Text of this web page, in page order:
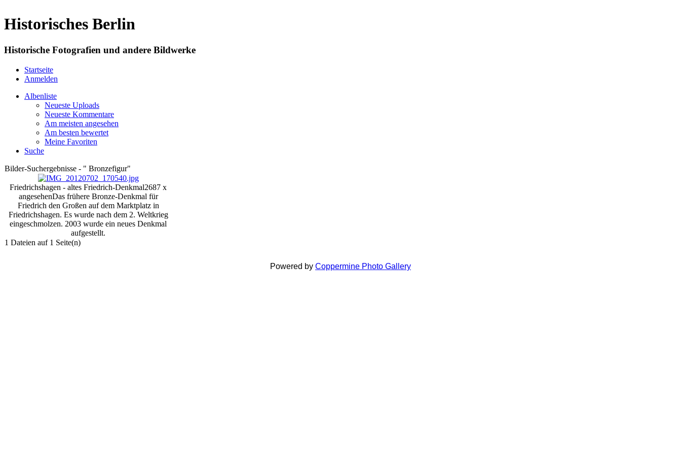
Historisches Berlin
Historische Fotografien und andere Bildwerke
Startseite
Anmelden
Albenliste
Neueste Uploads
Neueste Kommentare
Am meisten angesehen
Am besten bewertet
Meine Favoriten
Suche
Bilder-Suchergebnisse - " Bronzefigur"
Friedrichshagen - altes Friedrich-Denkmal2687 x
angesehenDas frühere Bronze-Denkmal für
Friedrich den Großen auf dem Marktplatz in
Friedrichshagen. Es wurde nach dem 2. Weltkrieg
eingeschmolzen. 2003 wurde ein neues Denkmal
aufgestellt.
1 Dateien auf 1 Seite(n)
Powered by Coppermine Photo Gallery